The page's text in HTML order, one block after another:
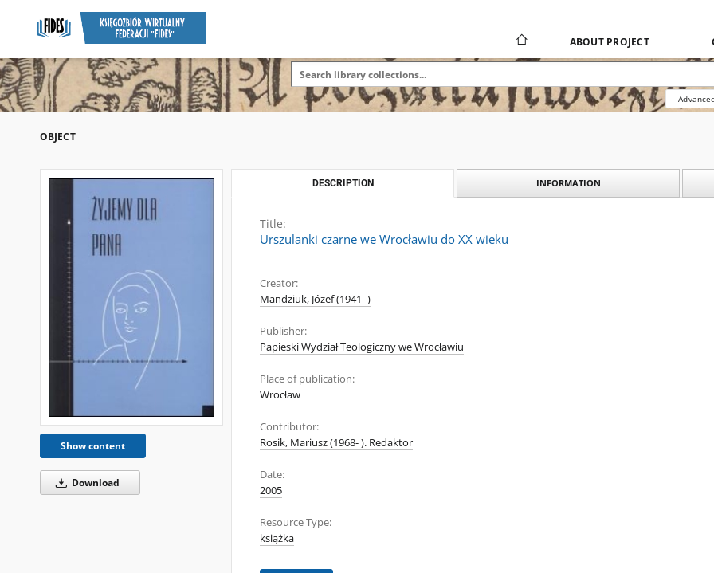
ABOUT PROJECT
OBJECT
Show content
Download
DESCRIPTION INFORMATION
Title:
Urszulanki czarne we Wrocławiu do XX wieku
Creator:
Mandziuk, Józef (1941- )
Publisher:
Papieski Wydział Teologiczny we Wrocławiu
Place of publication:
Wrocław
Contributor:
Rosik, Mariusz (1968- ). Redaktor
Date:
2005
Resource Type:
książka